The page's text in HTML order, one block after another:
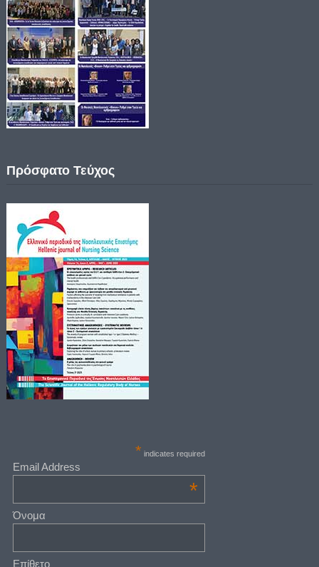
Πρόσφατο Τεύχος
* indicates required
Email Address
*
Όνομα
Επίθετο